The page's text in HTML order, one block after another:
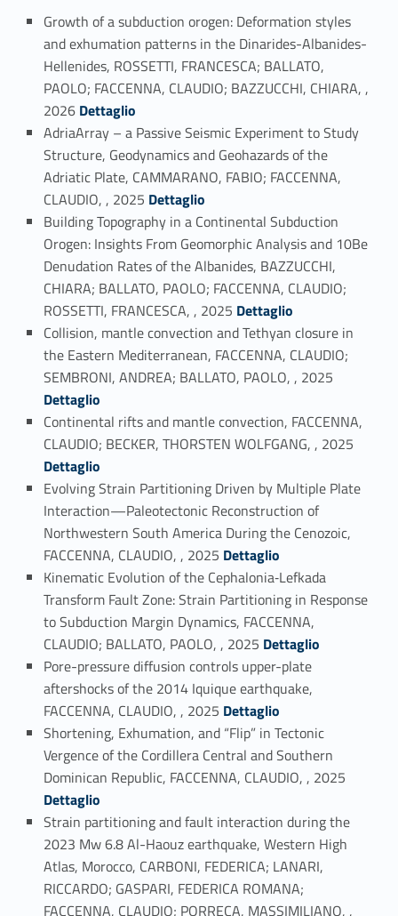
Growth of a subduction orogen: Deformation styles
and exhumation patterns in the Dinarides-Albanides-
Hellenides, ROSSETTI, FRANCESCA; BALLATO,
PAOLO; FACCENNA, CLAUDIO; BAZZUCCHI, CHIARA, ,
2026 Link identifier #identifier_person_90401-1Dettaglio
AdriaArray – a Passive Seismic Experiment to Study
Structure, Geodynamics and Geohazards of the
Adriatic Plate, CAMMARANO, FABIO; FACCENNA,
CLAUDIO, , 2025 Link identifier #identifier_person_119673-2Dettaglio
Building Topography in a Continental Subduction
Orogen: Insights From Geomorphic Analysis and 10Be
Denudation Rates of the Albanides, BAZZUCCHI,
CHIARA; BALLATO, PAOLO; FACCENNA, CLAUDIO;
ROSSETTI, FRANCESCA, , 2025 Link identifier #identifier_person_37249-3Dettaglio
Collision, mantle convection and Tethyan closure in
the Eastern Mediterranean, FACCENNA, CLAUDIO;
SEMBRONI, ANDREA; BALLATO, PAOLO, , 2025
Dettaglio
Continental rifts and mantle convection, FACCENNA,
CLAUDIO; BECKER, THORSTEN WOLFGANG, , 2025 Link identifier #identifier_person_106080-5
Dettaglio
Evolving Strain Partitioning Driven by Multiple Plate
Interaction—Paleotectonic Reconstruction of
Northwestern South America During the Cenozoic,
FACCENNA, CLAUDIO, , 2025 Link identifier #identifier_person_15241-6Dettaglio
Kinematic Evolution of the Cephalonia‐Lefkada
Transform Fault Zone: Strain Partitioning in Response
to Subduction Margin Dynamics, FACCENNA,
CLAUDIO; BALLATO, PAOLO, , 2025 Link identifier #identifier_person_81235-7Dettaglio
Pore-pressure diffusion controls upper-plate
aftershocks of the 2014 Iquique earthquake,
FACCENNA, CLAUDIO, , 2025Link identifier #identifier_person_107792-8Dettaglio
Shortening, Exhumation, and “Flip” in Tectonic
Vergence of the Cordillera Central and Southern
Dominican Republic, FACCENNA, CLAUDIO, , 2025
Dettaglio
Strain partitioning and fault interaction during the
2023 Mw 6.8 Al-Haouz earthquake, Western High
Atlas, Morocco, CARBONI, FEDERICA; LANARI,
RICCARDO; GASPARI, FEDERICA ROMANA;
FACCENNA, CLAUDIO; PORRECA, MASSIMILIANO, ,